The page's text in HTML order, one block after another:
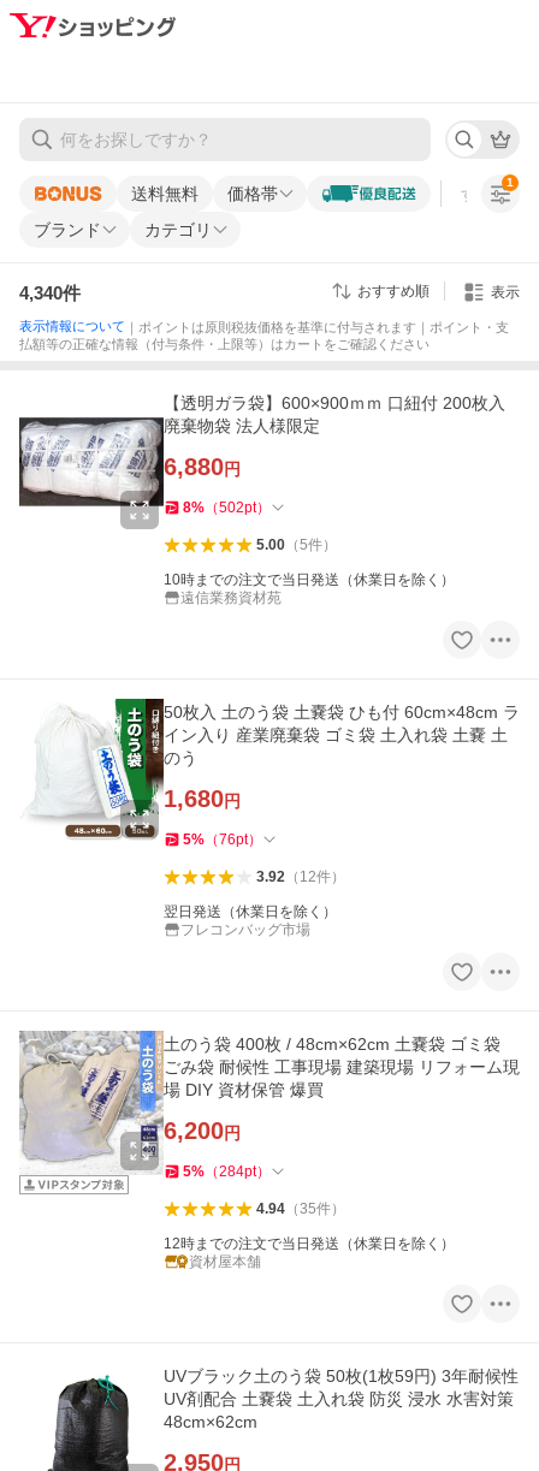
送料無料 価格帯 すべての条
ブランド カテゴリ
1
4,340件 おすすめ順 表示
表示情報について ｜ポイントは原則税抜価格を基準に付与されます｜ポイント・支
払額等の正確な情報（付与条件・上限等）はカートをご確認ください
【透明ガラ袋】600×900ｍｍ 口紐付 200枚入
廃棄物袋 法人様限定
6,880円
8% （502pt）
5.00（5件）
10時までの注文で当日発送（休業日を除く）
遠信業務資材苑
50枚入 土のう袋 土嚢袋 ひも付 60cm×48cm ラ
イン入り 産業廃棄袋 ゴミ袋 土入れ袋 土嚢 土
のう
1,680円
5% （76pt）
3.92（ 12件）
翌日発送（休業日を除く）
フレコンバッグ市場
土のう袋 400枚 / 48cm×62cm 土嚢袋 ゴミ袋
ごみ袋 耐候性 工事現場 建築現場 リフォーム現
場 DIY 資材保管 爆買
6,200円
5% （284pt）
4.94（35件）
12時までの注文で当日発送（休業日を除く）
資材屋本舗
UVブラック土のう袋 50枚(1枚59円) 3年耐候性
UV剤配合 土嚢袋 土入れ袋 防災 浸水 水害対策
48cm×62cm
2,950円